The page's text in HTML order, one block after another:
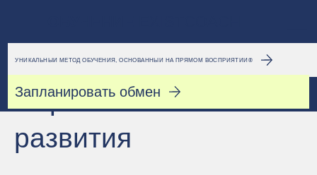
УНИКАЛЬНЫЙ МЕТОД ОБУЧЕНИЯ, ОСНОВАННЫЙ НА ПРЯМОМ ВОСПРИЯТИИ®
Запланировать обмен
Перспективы
развития